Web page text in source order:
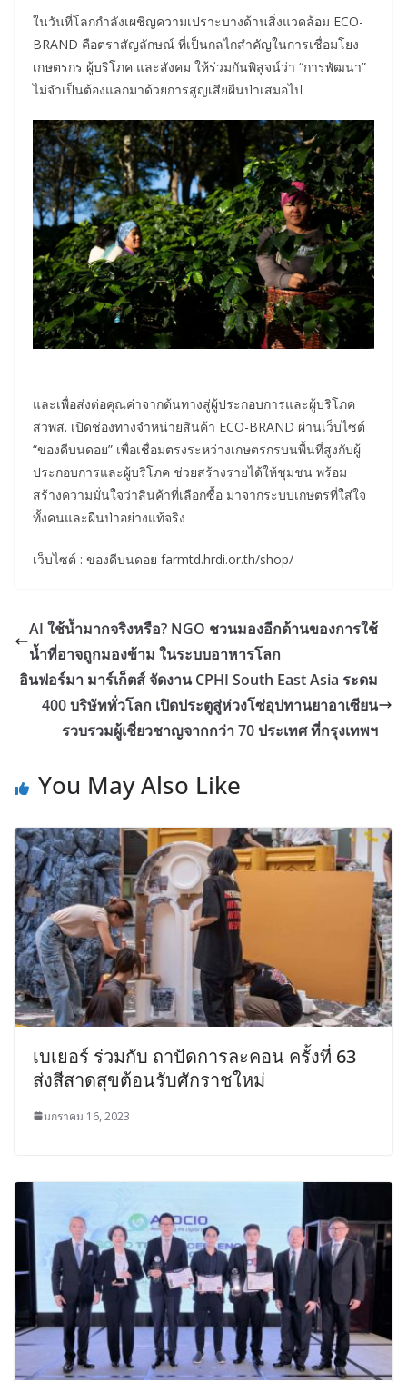
ในวันที่โลกกำลังเผชิญความเปราะบางด้านสิ่งแวดล้อม ECO-
BRAND คือตราสัญลักษณ์ ที่เป็นกลไกสำคัญในการเชื่อมโยง
เกษตรกร ผู้บริโภค และสังคม ให้ร่วมกันพิสูจน์ว่า “การพัฒนา”
ไม่จำเป็นต้องแลกมาด้วยการสูญเสียผืนป่าเสมอไป
และเพื่อส่งต่อคุณค่าจากต้นทางสู่ผู้ประกอบการและผู้บริโภค
สวพส. เปิดช่องทางจำหน่ายสินค้า ECO-BRAND ผ่านเว็บไซต์
“ของดีบนดอย” เพื่อเชื่อมตรงระหว่างเกษตรกรบนพื้นที่สูงกับผู้
ประกอบการและผู้บริโภค ช่วยสร้างรายได้ให้ชุมชน พร้อม
สร้างความมั่นใจว่าสินค้าที่เลือกซื้อ มาจากระบบเกษตรที่ใส่ใจ
ทั้งคนและผืนป่าอย่างแท้จริง
เว็บไซต์ : ของดีบนดอย farmtd.hrdi.or.th/shop/
AI ใช้น้ำมากจริงหรือ? NGO ชวนมองอีกด้านของการใช้
น้ำที่อาจถูกมองข้าม ในระบบอาหารโลก
อินฟอร์มา มาร์เก็ตส์ จัดงาน CPHI South East Asia ระดม
400 บริษัททั่วโลก เปิดประตูสู่ห่วงโซ่อุปทานยาอาเซียน
รวบรวมผู้เชี่ยวชาญจากกว่า 70 ประเทศ ที่กรุงเทพฯ
You May Also Like
เบเยอร์ ร่วมกับ ถาปัดการละคอน ครั้งที่ 63
ส่งสีสาดสุขต้อนรับศักราชใหม่
มกราคม 16, 2023